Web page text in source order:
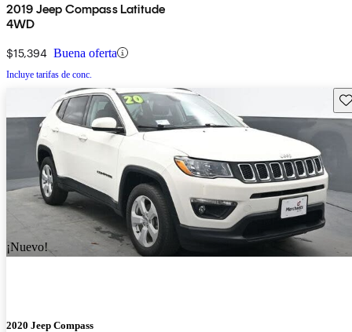
2019 Jeep Compass Latitude
4WD
$15,394 Buena oferta
Incluye tarifas de conc.
¡Nuevo!
2020 Jeep Compass